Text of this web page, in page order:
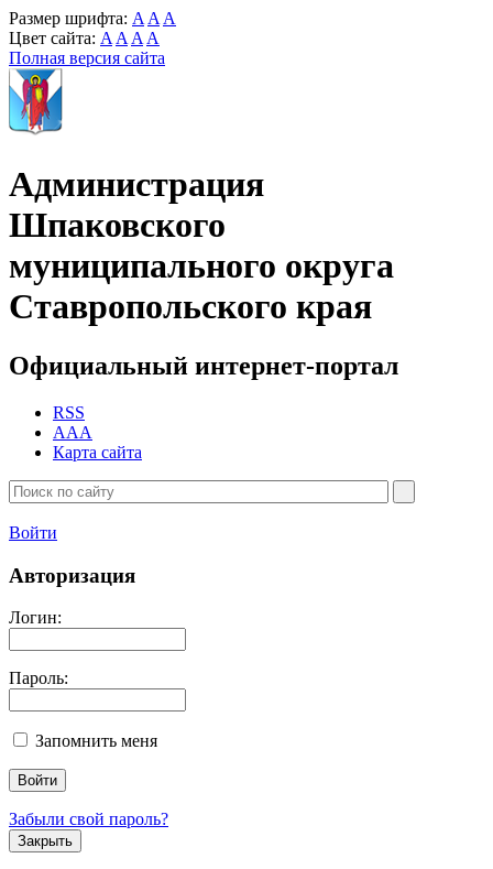
Размер шрифта: A A A
Цвет сайта: A A A A
Полная версия сайта
Администрация
Шпаковского
муниципального округа
Ставропольского края
Официальный интернет-портал
RSS
AAA
Карта сайта
Войти
Авторизация
Логин:
Пароль:
Запомнить меня
Забыли свой пароль?
Закрыть